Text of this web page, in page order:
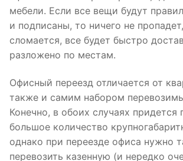
мебели. Если все вещи будут
и подписаны, то ничего не
сломается, все будет быстро
разложено по местам.
Офисный переезд отличается от
также и самим набором
Конечно, в обоих случаях придется
большое количество
однако при переезде офиса нужно
перевозить казенную (и нередко